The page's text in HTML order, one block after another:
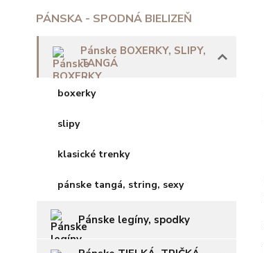
PÁNSKA - SPODNÁ BIELIZEŇ
Pánske BOXERKY, SLIPY,
TANGÁ
boxerky
slipy
klasické trenky
pánske tangá, string, sexy
Pánske legíny, spodky